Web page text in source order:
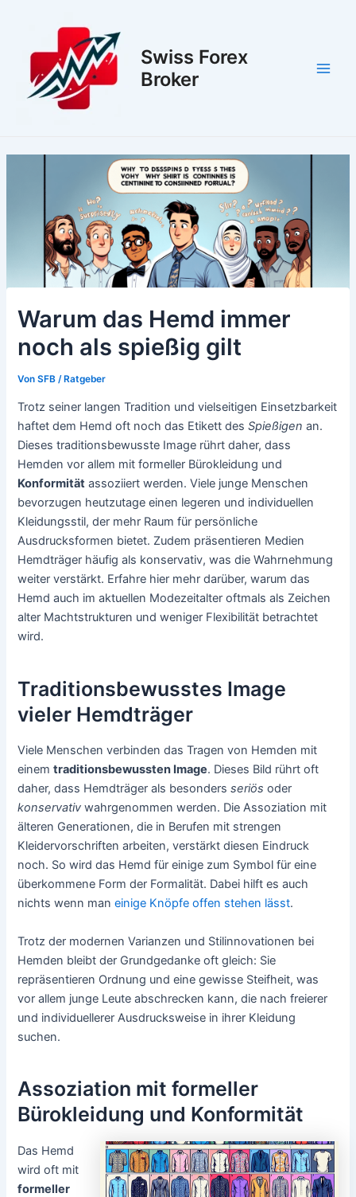
Swiss Forex
Broker
Warum das Hemd immer
noch als spießig gilt
VonSFB/Ratgeber
Trotz seiner langen Tradition und vielseitigen Einsetzbarkeit
haftet dem Hemd oft noch das Etikett desSpießigen an.
Dieses traditionsbewusste Image rührt daher, dass
Hemden vor allem mit formeller Bürokleidung und
Konformität assoziiert werden. Viele junge Menschen
bevorzugen heutzutage einen legeren und individuellen
Kleidungsstil, der mehr Raum für persönliche
Ausdrucksformen bietet. Zudem präsentieren Medien
Hemdträger häufig als konservativ, was die Wahrnehmung
weiter verstärkt. Erfahre hier mehr darüber, warum das
Hemd auch im aktuellen Modezeitalter oftmals als Zeichen
alter Machtstrukturen und weniger Flexibilität betrachtet
wird.
Traditionsbewusstes Image
vieler Hemdträger
Viele Menschen verbinden das Tragen von Hemden mit
einemtraditionsbewussten Image. Dieses Bild rührt oft
daher, dass Hemdträger als besondersseriös oder
konservativ wahrgenommen werden. Die Assoziation mit
älteren Generationen, die in Berufen mit strengen
Kleidervorschriften arbeiten, verstärkt diesen Eindruck
noch. So wird das Hemd für einige zum Symbol für eine
überkommene Form der Formalität. Dabei hilft es auch
nichts wenn maneinige Knöpfe offen stehen lässt.
Trotz der modernen Varianzen und Stilinnovationen bei
Hemden bleibt der Grundgedanke oft gleich: Sie
repräsentieren Ordnung und eine gewisse Steifheit, was
vor allem junge Leute abschrecken kann, die nach freierer
und individuellerer Ausdrucksweise in ihrer Kleidung
suchen.
Assoziation mit formeller
Bürokleidung und Konformität
Das Hemd
wird oft mit
formeller